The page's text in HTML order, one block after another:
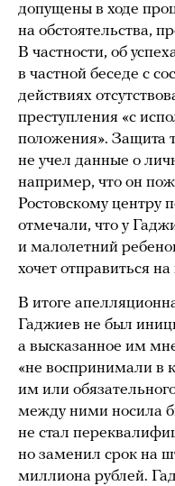
допущены в ходе
на обстоятельства,
В частности, об
в частной беседе с
действиях
преступления «с
положения». Защита
не учел данные о
например, что он
Ростовскому центру
отмечали, что у
и малолетний
хочет отправиться на
В итоге
Гаджиев не был
а высказанное им
«не воспринимали в
им или
между ними носила
не стал
но заменил срок на
миллиона рублей.